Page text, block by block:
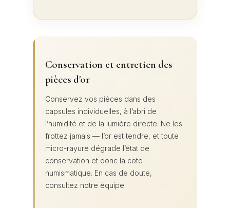
Conservation et entretien des
pièces d'or
Conservez vos pièces dans des
capsules individuelles, à l’abri de
l’humidité et de la lumière directe. Ne les
frottez jamais — l’or est tendre, et toute
micro-rayure dégrade l’état de
conservation et donc la cote
numismatique. En cas de doute,
consultez notre équipe.